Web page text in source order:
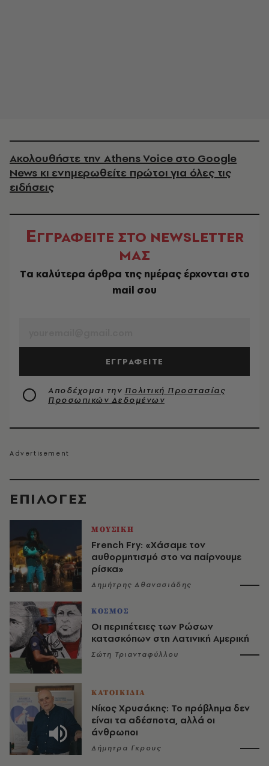
EΠΙΛΟΓΈΣ
ΜΟΥΣΙΚΗ
French Fry: «Χάσαμε τον
αυθορμητισμό στο να παίρνουμε
ρίσκα»
Δημήτρης Αθανασιάδης
ΚΟΣΜΟΣ
Οι περιπέτειες των Ρώσων
κατασκόπων στη Λατινική Αμερική
Σώτη Τριανταφύλλου
ΚΑΤΟΙΚΙΔΙΑ
Νίκος Χρυσάκης: Το πρόβλημα δεν
είναι τα αδέσποτα, αλλά οι
άνθρωποι
Δήμητρα Γκρους
Ακολουθήστε την Athens Voice στο Google
News κι ενημερωθείτε πρώτοι για όλες τις
ειδήσεις
ΕΓΓΡΑΦΕΙΤΕ ΣΤΟ NEWSLETTER
ΜΑΣ
Tα καλύτερα άρθρα της ημέρας έρχονται στο
mail σου
ΕΓΓΡΑΦΕΙΤΕ
Αποδέχομαι την Πολιτική Προστασίας
Προσωπικών Δεδομένων